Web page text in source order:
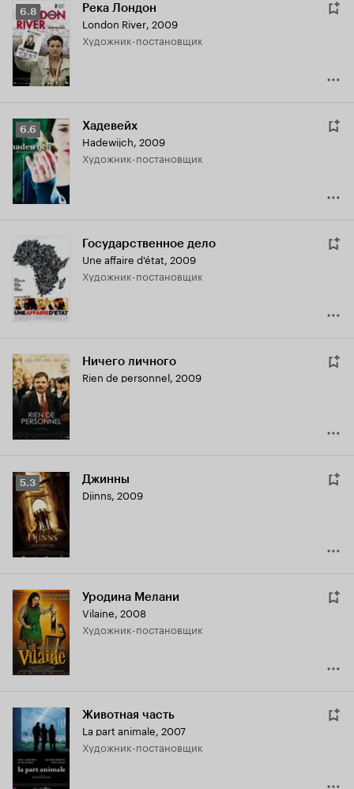
Рейтинг
Кинопоиска
6.8
6.8 Река Лондон
London River, 2009
Художник-постановщик
Рейтинг
Кинопоиска
6.6
6.6 Хадевейх
Hadewijch, 2009
Художник-постановщик
Государственное дело
Une affaire d'état, 2009
Художник-постановщик
Ничего личного
Rien de personnel, 2009
Рейтинг
Кинопоиска
5.3
5.3 Джинны
Djinns, 2009
Уродина Мелани
Vilaine, 2008
Художник-постановщик
Животная часть
La part animale, 2007
Художник-постановщик